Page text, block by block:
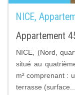
NICE,
Appartement
NICE, (Nord,
situé au
m² comprenant :
terrasse (surface...